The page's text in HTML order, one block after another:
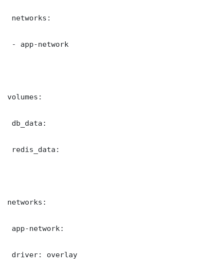
networks:
- app-network
volumes:
db_data:
redis_data:
networks:
app-network:
driver: overlay